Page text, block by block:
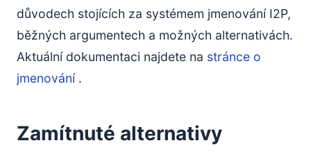
důvodech stojících za systémem jmenování I2P,
běžných argumentech a možných alternativách.
Aktuální dokumentaci najdete na stránce o
jmenování.
Zamítnuté alternativy